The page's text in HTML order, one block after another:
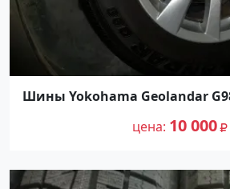
Шины Yokohama Geolandar
цена 10 000